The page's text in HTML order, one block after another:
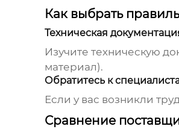
Как выбрать
Техническая
Изучите техническую
материал).
Обратитесь к
Если у вас возникли
Сравнение